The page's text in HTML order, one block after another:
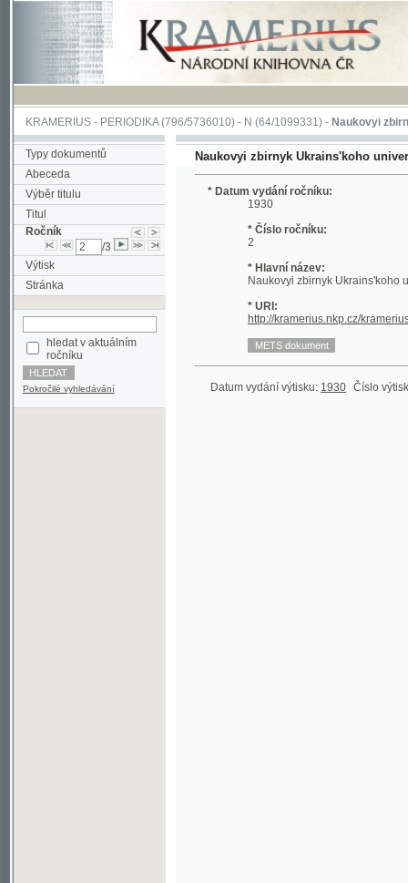
KRAMERIUS-PERIODIKA(796/5736010) -N(64/1099331) -Naukovyi zbirnyk
Typy dokumentů
Abeceda
Výběr titulu
Titul
Ročník
/3
Výtisk
Stránka
hledat v aktuálním
Pokročilé vyhledávání
Naukovyi zbirnyk Ukrains'koho universytetu
* Datum vydání ročníku:
1930
* Číslo ročníku:
* Hlavní název:
* URI:
http://kramerius.nkp.cz/kramerius/
Datum vydání výtisku:1930 Číslo výtisku: